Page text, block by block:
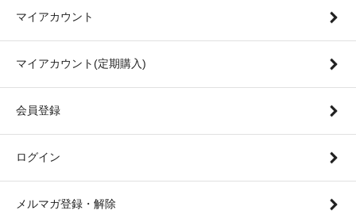
マイアカウント
マイアカウント(定期購入)
会員登録
ログイン
メルマガ登録・解除